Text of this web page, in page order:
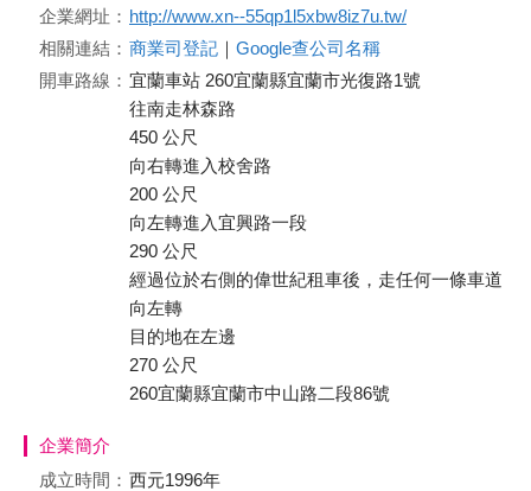
企業網址： http://www.xn--55qp1l5xbw8iz7u.tw/
相關連結： 商業司登記 ｜ Google查公司名稱
開車路線： 宜蘭車站 260宜蘭縣宜蘭市光復路1號
往南走林森路
450 公尺
向右轉進入校舍路
200 公尺
向左轉進入宜興路一段
290 公尺
經過位於右側的偉世紀租車後，走任何一條車道
向左轉
目的地在左邊
270 公尺
260宜蘭縣宜蘭市中山路二段86號
企業簡介
成立時間： 西元1996年